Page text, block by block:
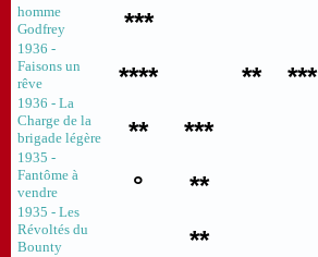
homme
Godfrey
***
1936 -
Faisons un
rêve
**** ** ***
1936 - La
Charge de la
brigade légère
** ***
1935 -
Fantôme à
vendre
° **
1935 - Les
Révoltés du
Bounty
**